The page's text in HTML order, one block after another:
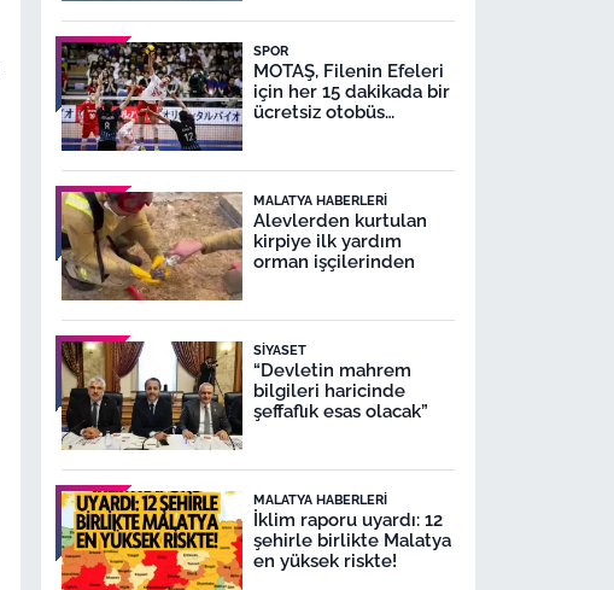
SPOR
MOTAŞ, Filenin Efeleri
için her 15 dakikada bir
ücretsiz otobüs
MALATYA HABERLERI
Alevlerden kurtulan
kirpiye ilk yardım
orman işçilerinden
SIYASET
“Devletin mahrem
bilgileri haricinde
şeffaflık esas olacak”
MALATYA HABERLERI
İklim raporu uyardı: 12
şehirle birlikte Malatya
en yüksek riskte!